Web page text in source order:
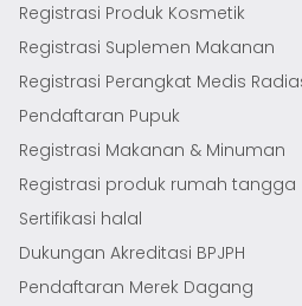
Registrasi Produk Kosmetik
Registrasi Suplemen Makanan
Registrasi Perangkat Medis
Pendaftaran Pupuk
Registrasi Makanan & Minuman
Registrasi produk rumah tangga
Sertifikasi halal
Dukungan Akreditasi BPJPH
Pendaftaran Merek Dagang